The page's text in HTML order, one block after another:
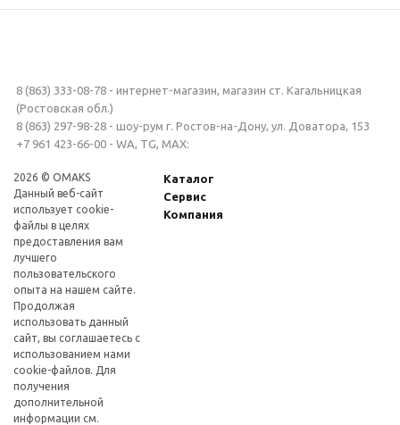
8 (863) 333-08-78 - интернет-магазин, магазин ст. Кагальницкая
(Ростовская обл.)
8 (863) 297-98-28 - шоу-рум г. Ростов-на-Дону, ул. Доватора, 153
+7 961 423-66-00 - WA, TG, MAX:
2026 © OMAKS
Данный веб-сайт
использует cookie-
файлы в целях
предоставления вам
лучшего
пользовательского
опыта на нашем сайте.
Продолжая
использовать данный
сайт, вы соглашаетесь с
использованием нами
cookie-файлов. Для
получения
дополнительной
информации см.
Каталог
Сервис
Компания